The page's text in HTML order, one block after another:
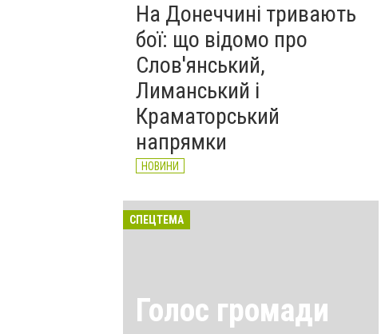
На Донеччині тривають
бої: що відомо про
Слов'янський,
Лиманський і
Краматорський
напрямки
НОВИНИ
СПЕЦТЕМА
Голос громади